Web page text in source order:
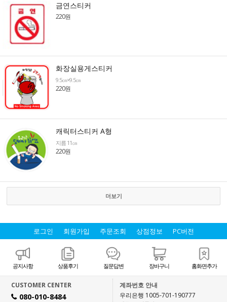
금연스티커
220원
화장실용게스티커
9.5㎝×9.5㎝
220원
캐릭터스티커 A형
지름 11㎝
220원
더보기
로그인 회원가입 주문조회 상점정보 PC버전
공지사항 상품후기 질문답변 장바구니 홈화면추가
CUSTOMER CENTER
H 080-010-8484
계좌번호 안내
우리은행 1005-701-190777